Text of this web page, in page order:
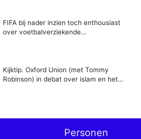
FIFA bij nader inzien toch enthousiast
over voetbalverziekende…
Kijktip. Oxford Union (met Tommy
Robinson) in debat over islam en het…
Personen